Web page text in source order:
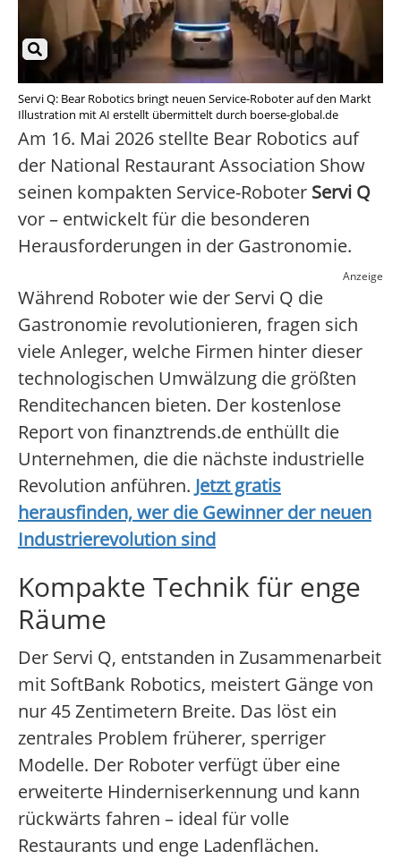
Servi Q: Bear Robotics bringt neuen Service-Roboter auf den Markt
Illustration mit AI erstellt übermittelt durch boerse-global.de
Am 16. Mai 2026 stellte Bear Robotics auf
der National Restaurant Association Show
seinen kompakten Service-Roboter Servi Q
vor – entwickelt für die besonderen
Herausforderungen in der Gastronomie.
Anzeige
Während Roboter wie der Servi Q die
Gastronomie revolutionieren, fragen sich
viele Anleger, welche Firmen hinter dieser
technologischen Umwälzung die größten
Renditechancen bieten. Der kostenlose
Report von finanztrends.de enthüllt die
Unternehmen, die die nächste industrielle
Revolution anführen. Jetzt gratis
herausfinden, wer die Gewinner der neuen
Industrierevolution sind
Kompakte Technik für enge
Räume
Der Servi Q, entstanden in Zusammenarbeit
mit SoftBank Robotics, meistert Gänge von
nur 45 Zentimetern Breite. Das löst ein
zentrales Problem früherer, sperriger
Modelle. Der Roboter verfügt über eine
erweiterte Hinderniserkennung und kann
rückwärts fahren – ideal für volle
Restaurants und enge Ladenflächen.